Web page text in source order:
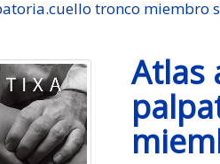
tronco miembro
Atlas